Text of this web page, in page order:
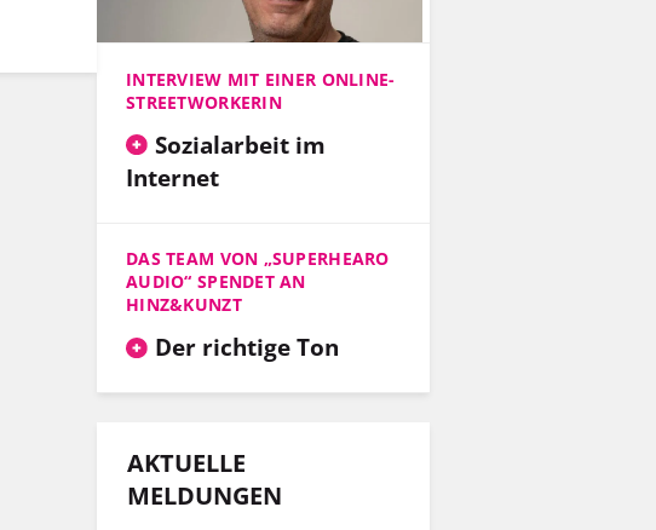
INTERVIEW MIT EINER ONLINE-
STREETWORKERIN
Sozialarbeit im
Internet
DAS TEAM VON „SUPERHEARO
AUDIO“ SPENDET AN
HINZ&KUNZT
Der richtige Ton
AKTUELLE
MELDUNGEN